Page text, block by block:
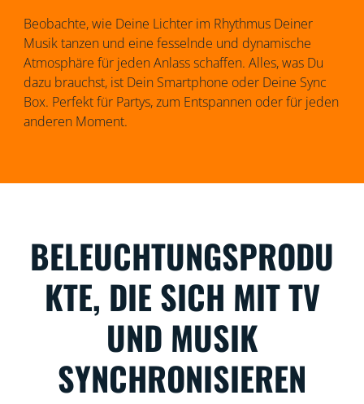
Beobachte, wie Deine Lichter im Rhythmus Deiner
Musik tanzen und eine fesselnde und dynamische
Atmosphäre für jeden Anlass schaffen. Alles, was Du
dazu brauchst, ist Dein Smartphone oder Deine Sync
Box. Perfekt für Partys, zum Entspannen oder für jeden
anderen Moment.
BELEUCHTUNGSPRODU
KTE, DIE SICH MIT TV
UND MUSIK
SYNCHRONISIEREN